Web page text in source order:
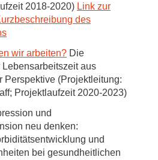
2018-2020) Link zur
des
wir arbeiten? Die
aus
Perspektive (Projektleitung:
Projektlaufzeit 2020-2023)
und
neu denken:
und
bei gesundheitlichen